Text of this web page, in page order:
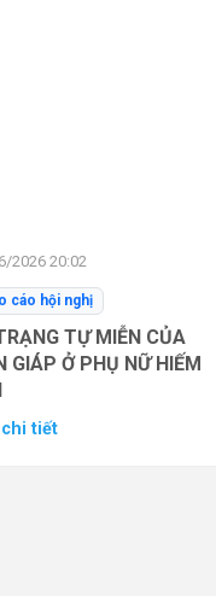
2026 20:02
cáo hội nghị
TỰ MIỄN CỦA
GIÁP Ở PHỤ NỮ HIẾM
tiết